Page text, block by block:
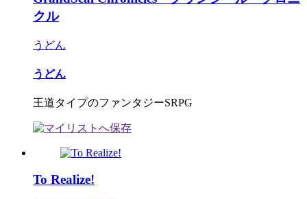
クル
うどん
うどん
王道タイプのファンタジーSRPG
To Realize!